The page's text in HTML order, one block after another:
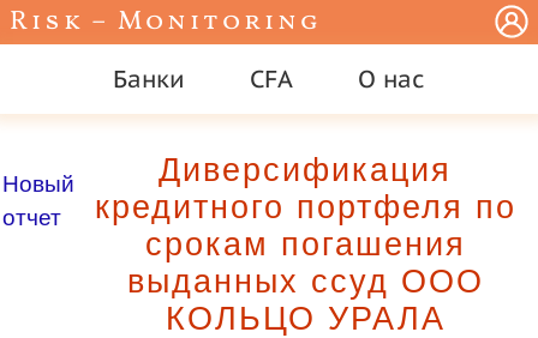
Risk – Monitoring
Банки CFA О нас
Новый
отчет
Диверсификация
кредитного портфеля по
срокам погашения
выданных ссуд ООО
КОЛЬЦО УРАЛА